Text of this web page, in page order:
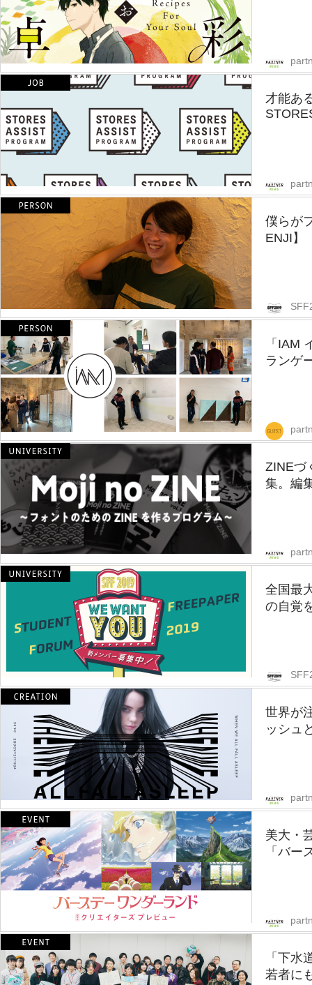
才能あ
僕らが
ENJI】
「IAM
ランゲ
ZINEづ
集。編
全国最
の自覚
世界が
ッシュ
美大・
「バー
「下水
若者に